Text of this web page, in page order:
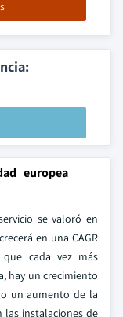
europea
se valoró en
en una CAGR
cada vez más
hay un crecimiento
un aumento de la
las instalaciones de